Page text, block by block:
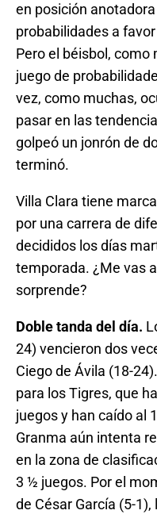
en posición
probabilidades a
Pero el béisbol, como
juego de
vez, como muchas,
pasar en las
golpeó un jonrón de
terminó.
Villa Clara tiene
por una carrera de
decididos los días
temporada. ¿Me vas
sorprende?
Doble tanda del día.
24) vencieron dos
Ciego de Ávila (18-
para los Tigres, que
juegos y han caído al
Granma aún intenta
en la zona de
3 ½ juegos. Por el
de César García (5-